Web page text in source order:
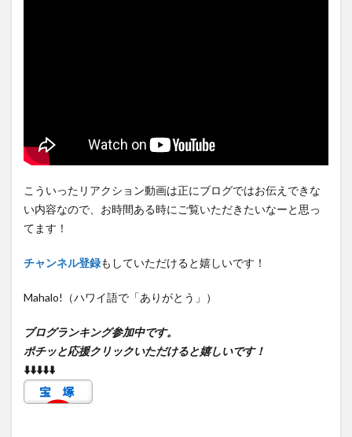
こういったリアクション動画は正にブログではお伝えできな
い内容なので、お時間ある時にご覧いただきたいなーと思っ
てます！
チャンネル登録もしていただけると嬉しいです！
Mahalo!（ハワイ語で「ありがとう」）
ブログランキング参加中です。
ポチッと応援クリックいただけると嬉しいです！
⬇️⬇️⬇️⬇️⬇️